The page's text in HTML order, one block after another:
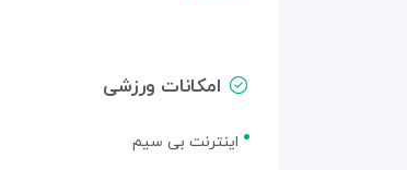
امکانات ورزشی
اینترنت بی سیم